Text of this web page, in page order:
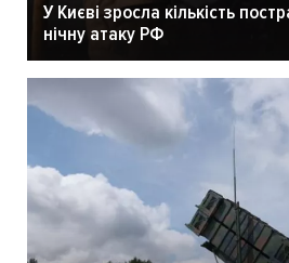
У Києві зросла кількість
нічну атаку РФ